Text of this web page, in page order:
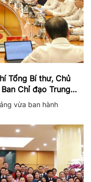
Tổng Bí thư, Chủ
Chỉ đạo Trung
vừa ban hành